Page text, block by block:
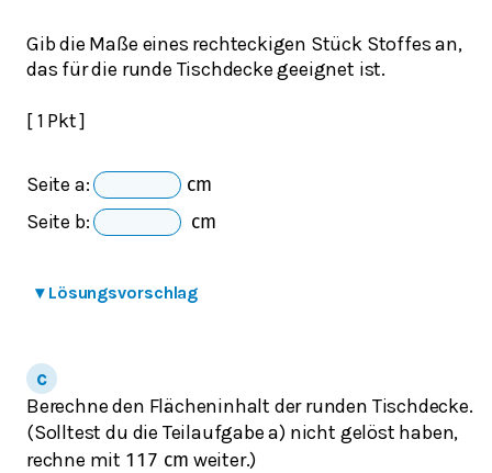
Gib die Maße eines rechteckigen Stück Stoffes an,
das für die runde Tischdecke geeignet ist.
[ 1 Pkt ]
Seite a: cm
Seite b: cm
▾ Lösungsvorschlag
Berechne den Flächeninhalt der runden Tischdecke.
(Solltest du die Teilaufgabe a) nicht gelöst haben,
rechne mit 117 cm weiter.)